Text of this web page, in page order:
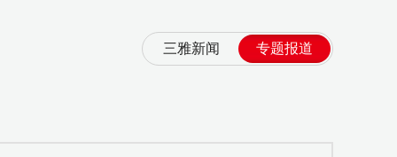
三雅新闻 专题报道